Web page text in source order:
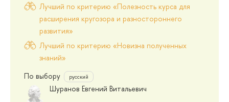
Шуранов Евгений Витальевич
Лучший по критерию «Полезность курса для
расширения кругозора и разностороннего
развития»
Лучший по критерию «Новизна полученных
знаний»
По выбору
русский